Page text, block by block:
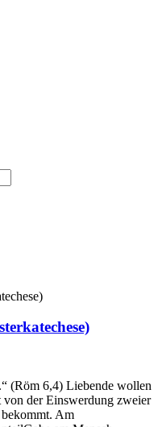
(Röm 6,4) Liebende wollen
von der Einswerdung zweier
Am